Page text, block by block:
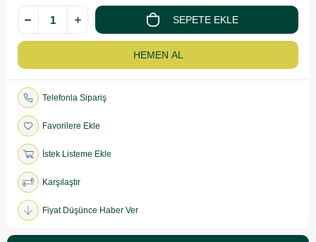
Telefonla Sipariş
Favorilere Ekle
İstek Listeme Ekle
Karşılaştır
Fiyat Düşünce Haber Ver